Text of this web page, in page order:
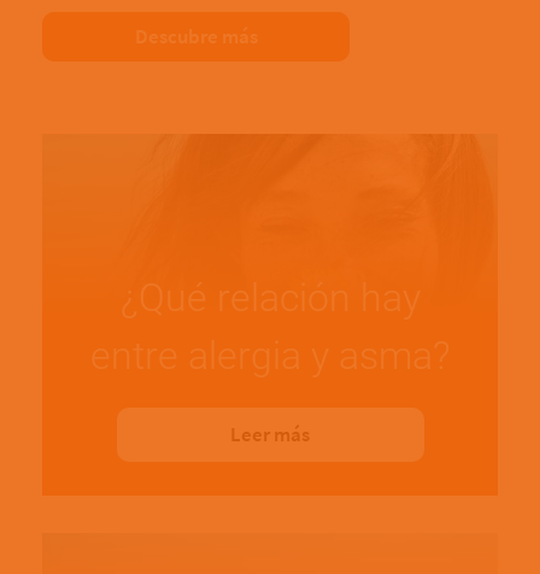
Descubre más
¿Qué relación hay
entre alergia y asma?
Leer más